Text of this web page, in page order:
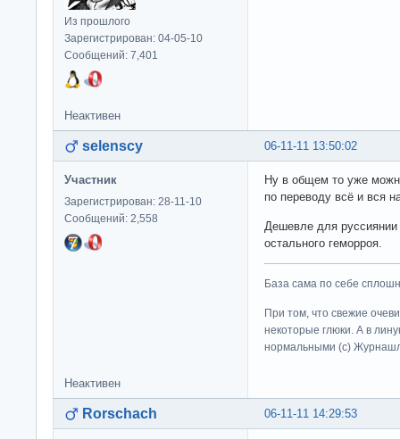
Из прошлого
Зарегистрирован: 04-05-10
Сообщений: 7,401
Неактивен
06-11-11 13:50:02
selenscy
Участник
Зарегистрирован: 28-11-10
Сообщений: 2,558
Ну в общем то уже
по переводу всё и вся
Дешевле для руссиянии
остального геморроя.
База сама по себе
При том, что свежие
некоторые глюки. А в
нормальными (c)
Неактивен
06-11-11 14:29:53
Rorschach